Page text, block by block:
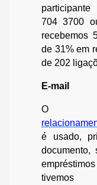
704 3700
recebemos
de 31% em
de 202
E-mail
O
é usado,
documento,
tivemos